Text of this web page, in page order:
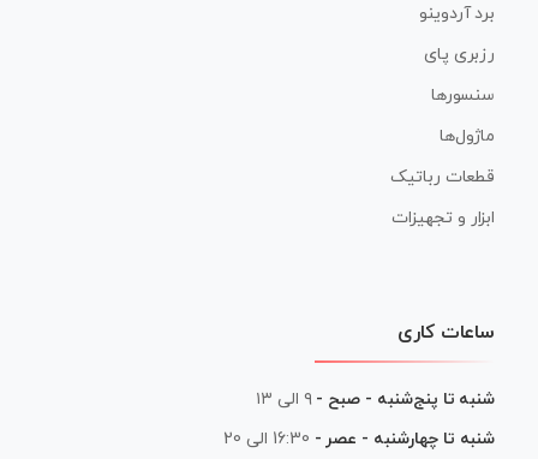
برد آردوینو
رزبری پای
سنسورها
ماژول‌ها
قطعات رباتیک
ابزار و تجهیزات
ساعات کاری
شنبه تا پنج‌شنبه - صبح - ۹ الی ۱۳
شنبه تا چهارشنبه - عصر - 16:30 الی 20